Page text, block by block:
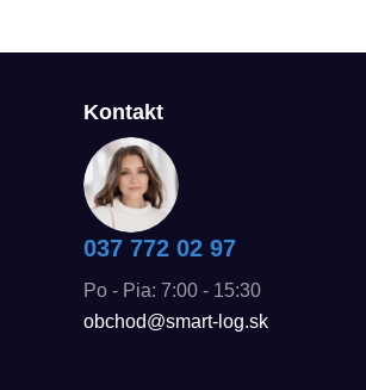
Kontakt
037 772 02 97
Po - Pia: 7:00 - 15:30
obchod@smart-log.sk